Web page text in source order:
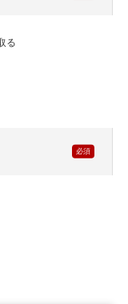
る